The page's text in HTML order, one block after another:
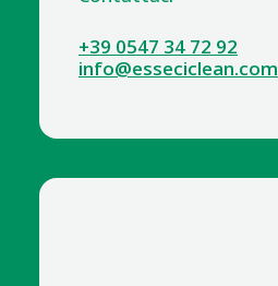
+39 0547 34 72 92
info@esseciclean.com